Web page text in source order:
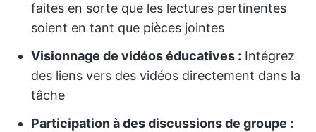
faites en sorte que les lectures pertinentes
soient en tant que pièces jointes
Visionnage de vidéos éducatives : Intégrez
des liens vers des vidéos directement dans la
tâche
Participation à des discussions de groupe :